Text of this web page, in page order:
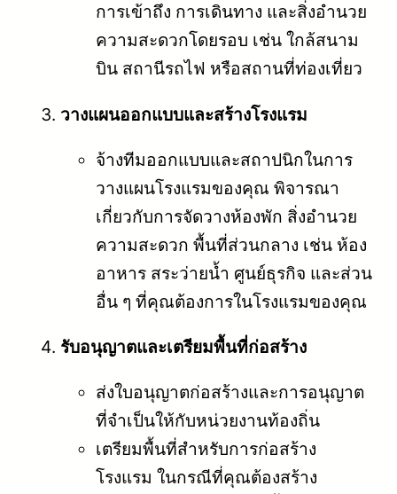
การเข้าถึง การเดินทาง และสิ่งอำนวย
ความสะดวกโดยรอบ เช่น ใกล้สนาม
บิน สถานีรถไฟ หรือสถานที่ท่องเที่ยว
วางแผนออกแบบและสร้างโรงแรม
จ้างทีมออกแบบและสถาปนิกในการ
วางแผนโรงแรมของคุณ พิจารณา
เกี่ยวกับการจัดวางห้องพัก สิ่งอำนวย
ความสะดวก พื้นที่ส่วนกลาง เช่น ห้อง
อาหาร สระว่ายน้ำ ศูนย์ธุรกิจ และส่วน
อื่น ๆ ที่คุณต้องการในโรงแรมของคุณ
รับอนุญาตและเตรียมพื้นที่ก่อสร้าง
ส่งใบอนุญาตก่อสร้างและการอนุญาต
ที่จำเป็นให้กับหน่วยงานท้องถิ่น
เตรียมพื้นที่สำหรับการก่อสร้าง
โรงแรม ในกรณีที่คุณต้องสร้าง